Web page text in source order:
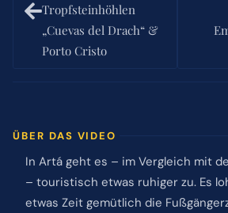
Tropfsteinhöhlen
„Cuevas del Drach“ &
Porto Cristo
ÜBER DAS VIDEO
In Artá geht es – im Vergleich mit
– touristisch etwas ruhiger zu. Es
etwas Zeit gemütlich die